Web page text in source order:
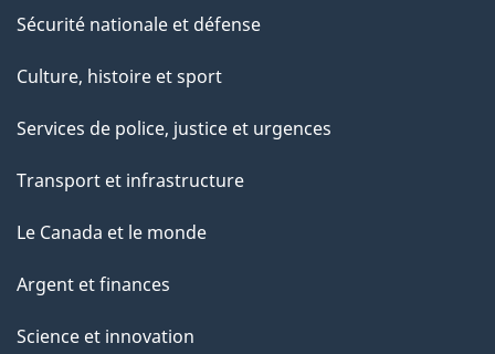
Sécurité nationale et défense
Culture, histoire et sport
Services de police, justice et urgences
Transport et infrastructure
Le Canada et le monde
Argent et finances
Science et innovation